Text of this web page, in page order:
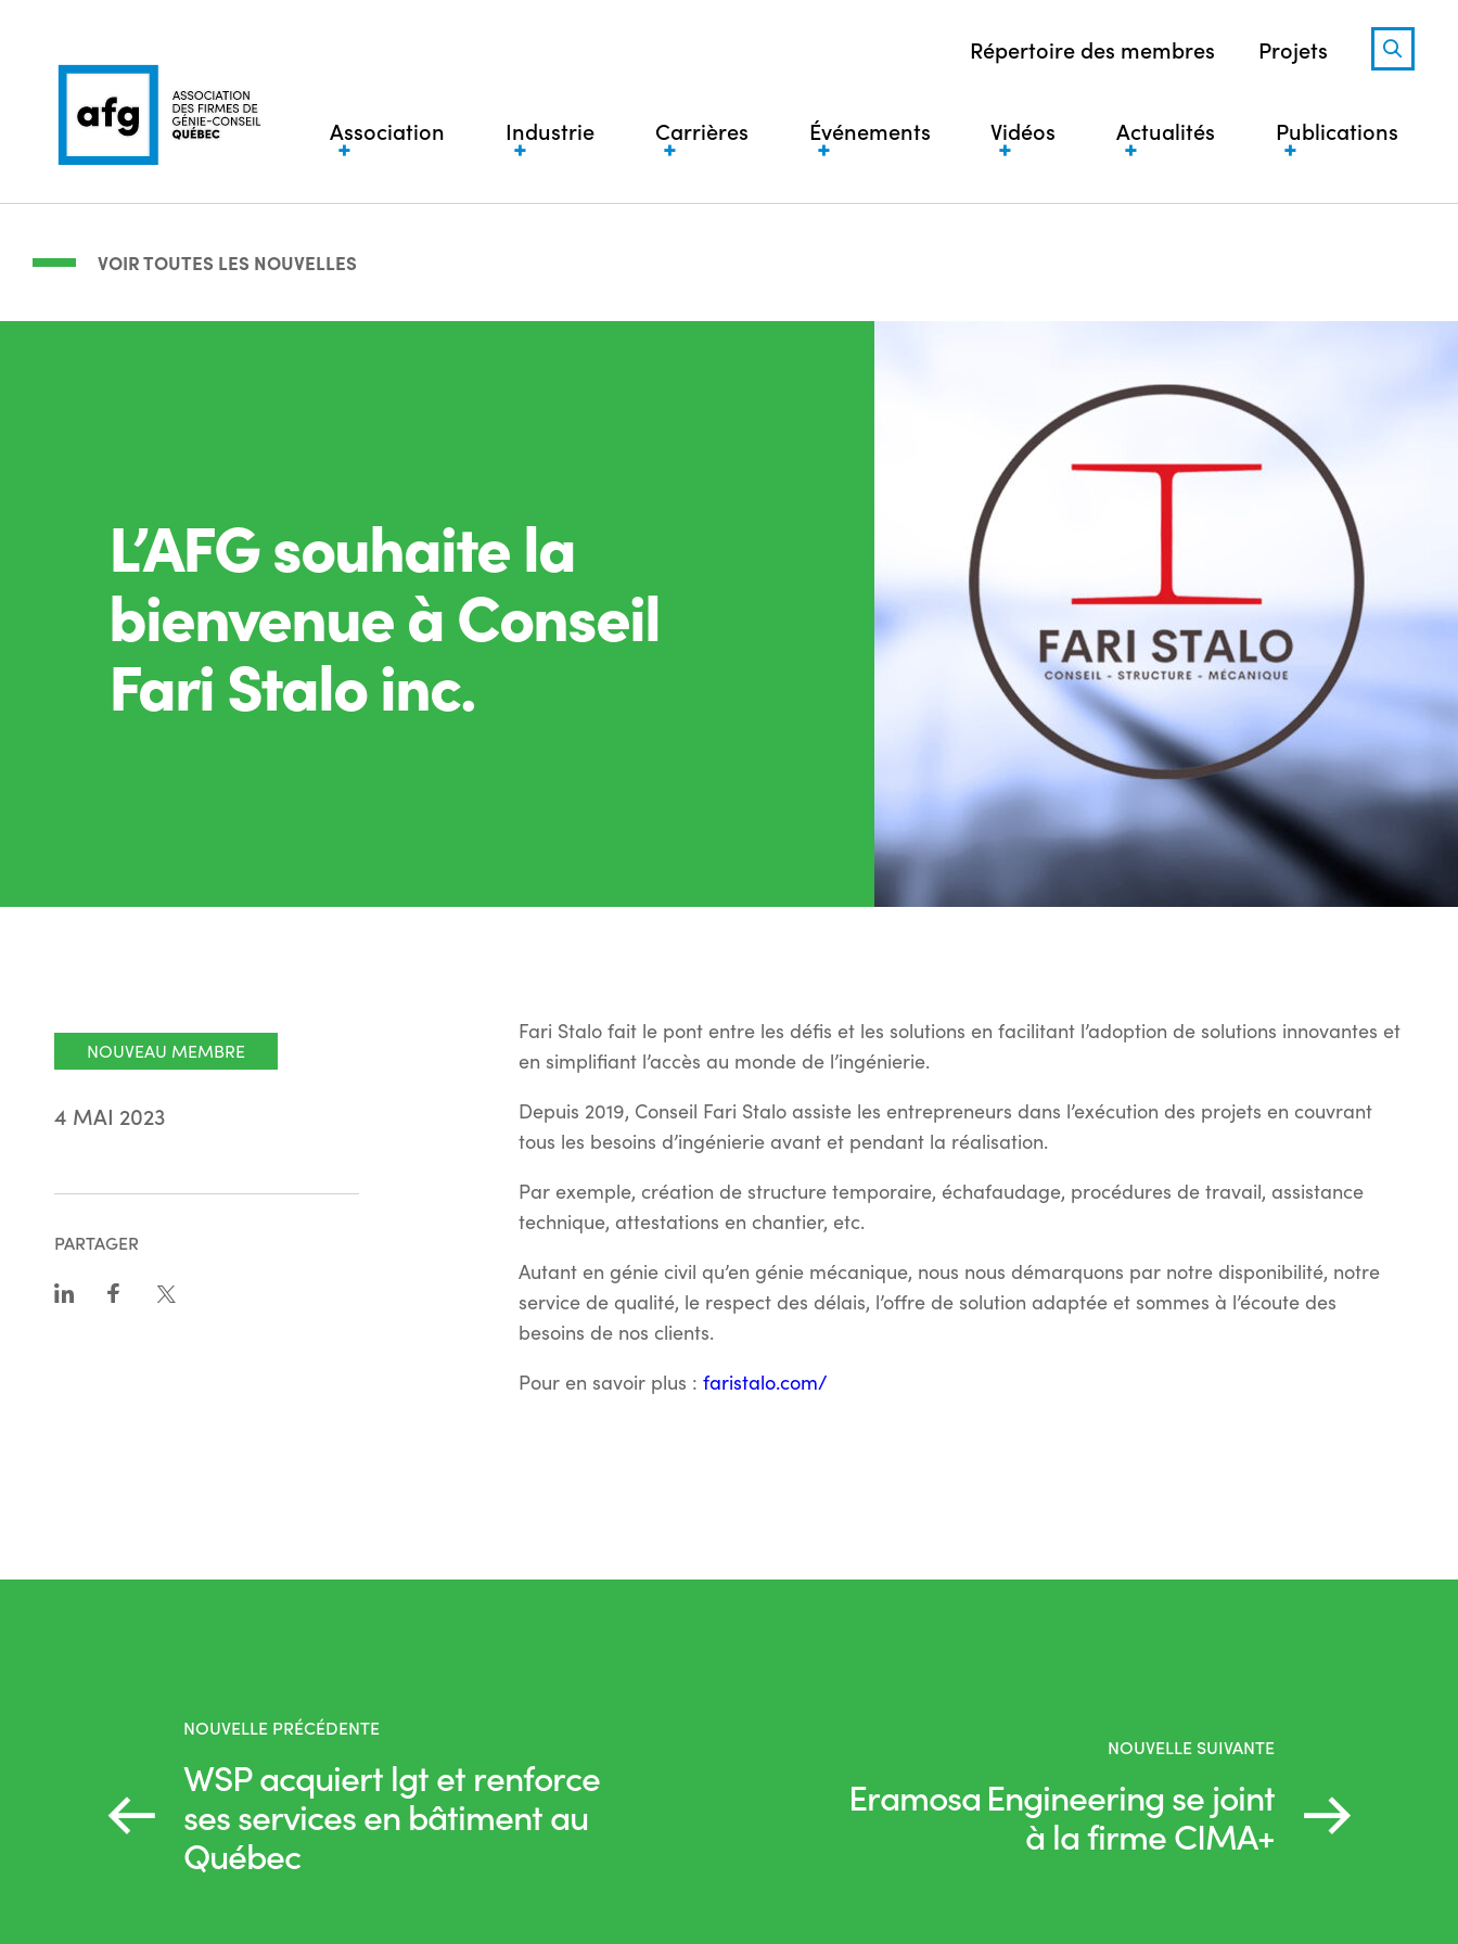
Répertoire des membres Projets
Association Industrie Carrières Événements Vidéos Actualités Publications
VOIR TOUTES LES NOUVELLES
L’AFG souhaite la
bienvenue à Conseil
Fari Stalo inc.
NOUVEAU MEMBRE
4 MAI 2023
PARTAGER
Fari Stalo fait le pont entre les défis et les solutions en facilitant l’adoption de solutions innovantes et
en simplifiant l’accès au monde de l’ingénierie.
Depuis 2019, Conseil Fari Stalo assiste les entrepreneurs dans l’exécution des projets en couvrant
tous les besoins d’ingénierie avant et pendant la réalisation.
Par exemple, création de structure temporaire, échafaudage, procédures de travail, assistance
technique, attestations en chantier, etc.
Autant en génie civil qu’en génie mécanique, nous nous démarquons par notre disponibilité, notre
service de qualité, le respect des délais, l’offre de solution adaptée et sommes à l’écoute des
besoins de nos clients.
Pour en savoir plus : faristalo.com/
NOUVELLE PRÉCÉDENTE
WSP acquiert lgt et renforce
ses services en bâtiment au
Québec
NOUVELLE SUIVANTE
Eramosa Engineering se joint
à la firme CIMA+